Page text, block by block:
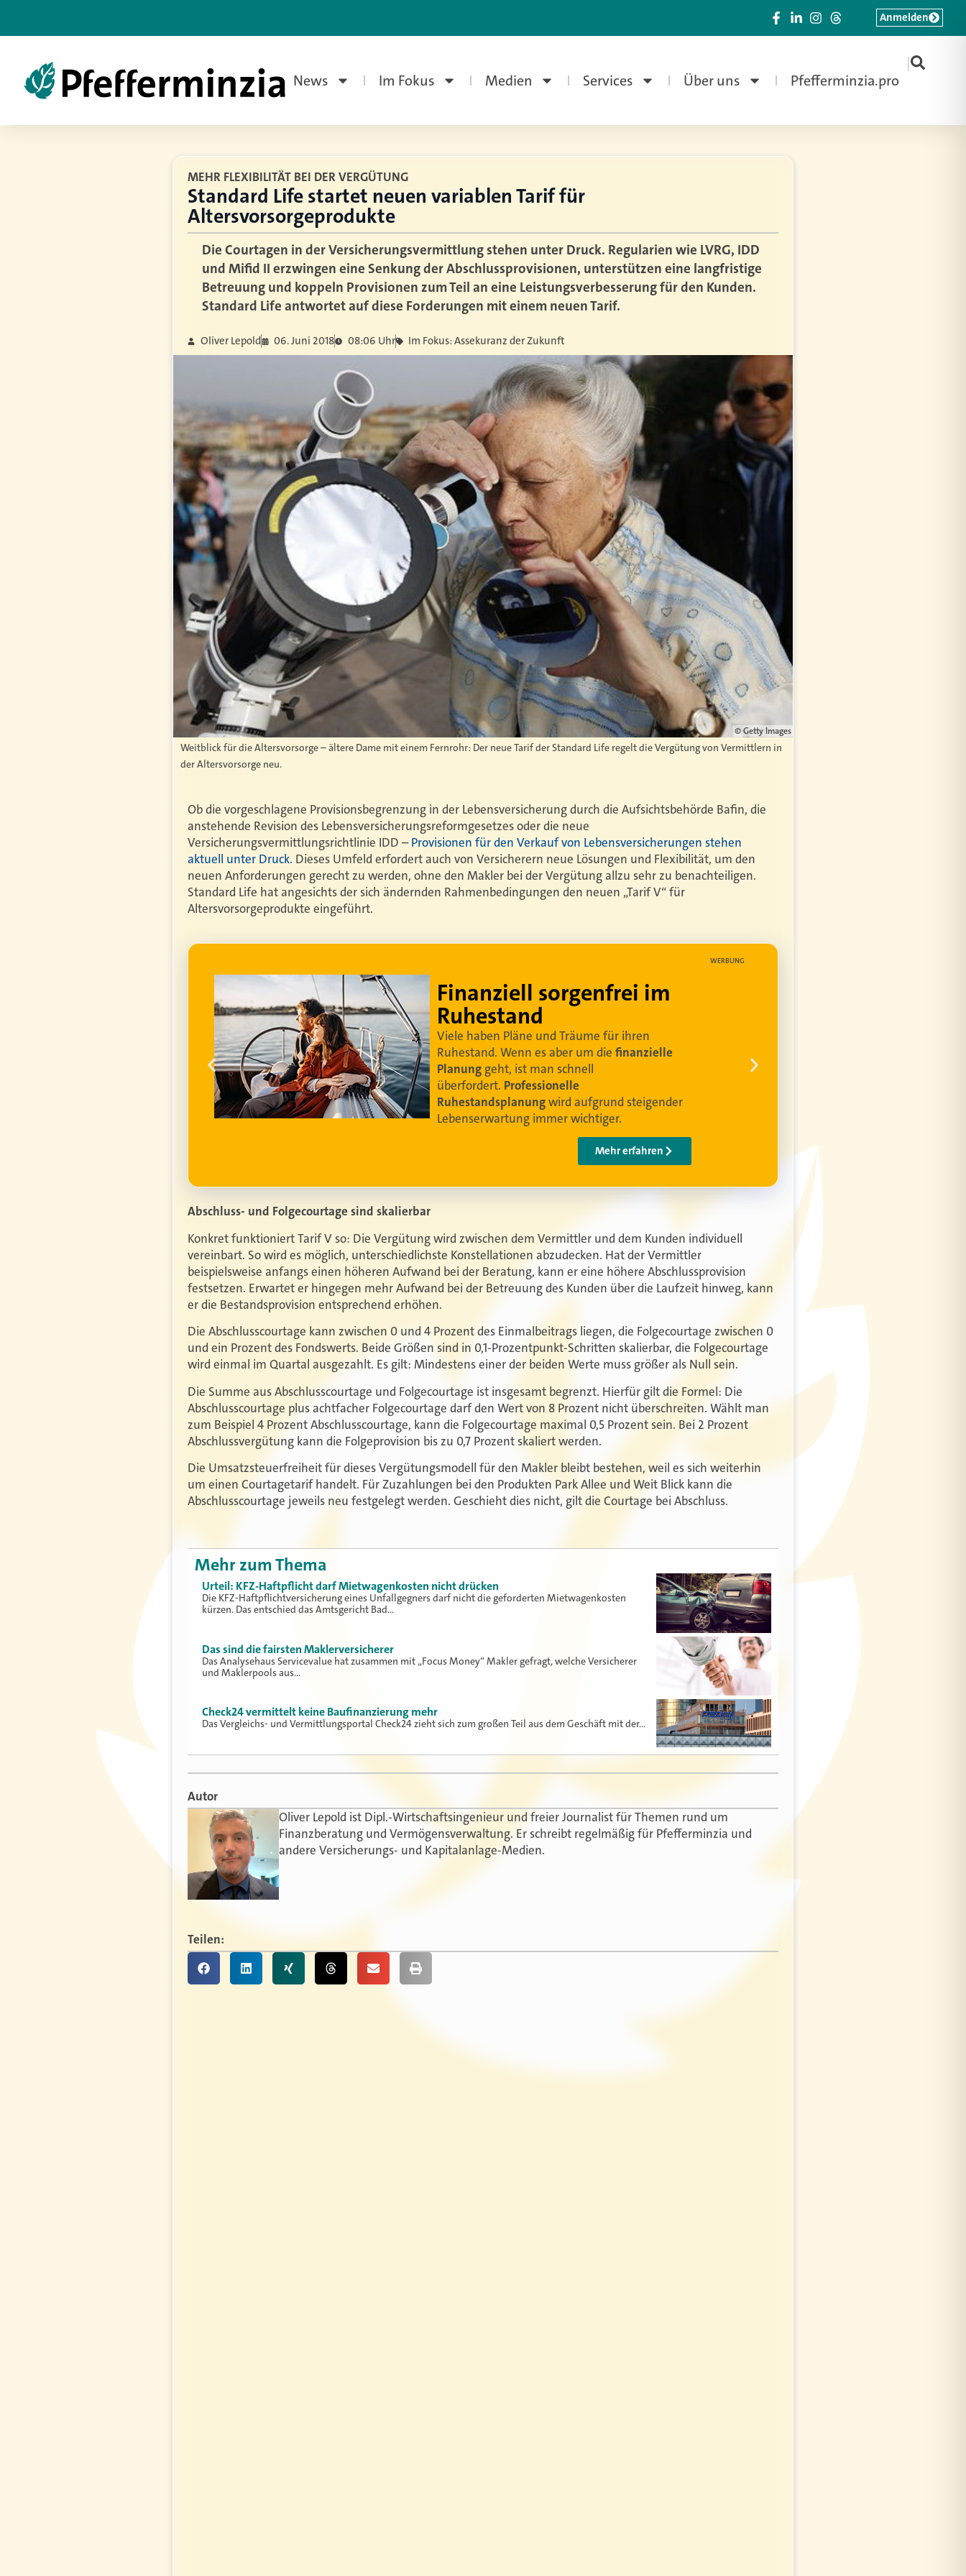
News Im Fokus Medien Services Über uns Pfefferminzia.pro
|
Anmelden
MEHR FLEXIBILITÄT BEI DER VERGÜTUNG
Standard Life startet neuen variablen Tarif für
Altersvorsorgeprodukte
Die Courtagen in der Versicherungsvermittlung stehen unter Druck. Regularien wie LVRG, IDD
und Mifid II erzwingen eine Senkung der Abschlussprovisionen, unterstützen eine langfristige
Betreuung und koppeln Provisionen zum Teil an eine Leistungsverbesserung für den Kunden.
Standard Life antwortet auf diese Forderungen mit einem neuen Tarif.
Oliver Lepold 06. Juni 2018 08:06 Uhr Im Fokus: Assekuranz der Zukunft
© Getty Images
Weitblick für die Altersvorsorge – ältere Dame mit einem Fernrohr: Der neue Tarif der Standard Life regelt die Vergütung von Vermittlern in
der Altersvorsorge neu.
Ob die vorgeschlagene Provisionsbegrenzung in der Lebensversicherung durch die Aufsichtsbehörde Bafin, die
anstehende Revision des Lebensversicherungsreformgesetzes oder die neue
Versicherungsvermittlungsrichtlinie IDD –Provisionen für den Verkauf von Lebensversicherungen stehen
aktuell unter Druck. Dieses Umfeld erfordert auch von Versicherern neue Lösungen und Flexibilität, um den
neuen Anforderungen gerecht zu werden, ohne den Makler bei der Vergütung allzu sehr zu benachteiligen.
Standard Life hat angesichts der sich ändernden Rahmenbedingungen den neuen „Tarif V“ für
Altersvorsorgeprodukte eingeführt.
WERBUNG
Lebe dein bestes Leben
Um sorgenfrei in den Ruhestand zu blicken,
braucht esprofessionelle Ruhestandsplanung
Damit Ihre Kundinnen und Kunden
ihr bestes
Leben leben können
Video anschauen
Abschluss- und Folgecourtage sind skalierbar
Konkret funktioniert Tarif V so: Die Vergütung wird zwischen dem Vermittler und dem Kunden individuell
vereinbart. So wird es möglich, unterschiedlichste Konstellationen abzudecken. Hat der Vermittler
beispielsweise anfangs einen höheren Aufwand bei der Beratung, kann er eine höhere Abschlussprovision
festsetzen. Erwartet er hingegen mehr Aufwand bei der Betreuung des Kunden über die Laufzeit hinweg, kann
er die Bestandsprovision entsprechend erhöhen.
Die Abschlusscourtage kann zwischen 0 und 4 Prozent des Einmalbeitrags liegen, die Folgecourtage zwischen 0
und ein Prozent des Fondswerts. Beide Größen sind in 0,1-Prozentpunkt-Schritten skalierbar, die Folgecourtage
wird einmal im Quartal ausgezahlt. Es gilt: Mindestens einer der beiden Werte muss größer als Null sein.
Die Summe aus Abschlusscourtage und Folgecourtage ist insgesamt begrenzt. Hierfür gilt die Formel: Die
Abschlusscourtage plus achtfacher Folgecourtage darf den Wert von 8 Prozent nicht überschreiten. Wählt man
zum Beispiel 4 Prozent Abschlusscourtage, kann die Folgecourtage maximal 0,5 Prozent sein. Bei 2 Prozent
Abschlussvergütung kann die Folgeprovision bis zu 0,7 Prozent skaliert werden.
Die Umsatzsteuerfreiheit für dieses Vergütungsmodell für den Makler bleibt bestehen, weil es sich weiterhin
um einen Courtagetarif handelt. Für Zuzahlungen bei den Produkten Park Allee und Weit Blick kann die
Abschlusscourtage jeweils neu festgelegt werden. Geschieht dies nicht, gilt die Courtage bei Abschluss.
Mehr zum Thema
Urteil: KFZ-Haftpflicht darf Mietwagenkosten nicht drücken
Die KFZ-Haftpflichtversicherung eines Unfallgegners darf nicht die geforderten Mietwagenkosten
kürzen. Das entschied das Amtsgericht Bad…
Das sind die fairsten Maklerversicherer
Das Analysehaus Servicevalue hat zusammen mit „Focus Money“ Makler gefragt, welche Versicherer
und Maklerpools aus…
Check24 vermittelt keine Baufinanzierung mehr
Das Vergleichs- und Vermittlungsportal Check24 zieht sich zum großen Teil aus dem Geschäft mit der…
Autor
Oliver Lepold ist Dipl.-Wirtschaftsingenieur und freier Journalist für Themen rund um
Finanzberatung und Vermögensverwaltung. Er schreibt regelmäßig für Pfefferminzia und
andere Versicherungs- und Kapitalanlage-Medien.
Teilen: